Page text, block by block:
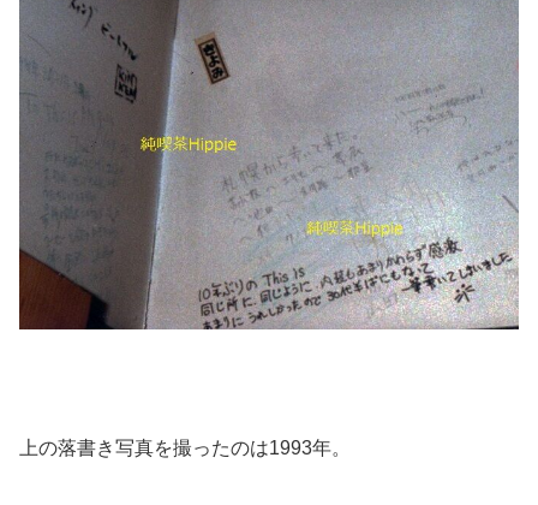
上の落書き写真を撮ったのは1993年。